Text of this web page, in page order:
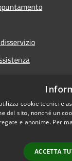
cookie tecnici e
del sito, nonché un
e anonime. Per
ACCETTA